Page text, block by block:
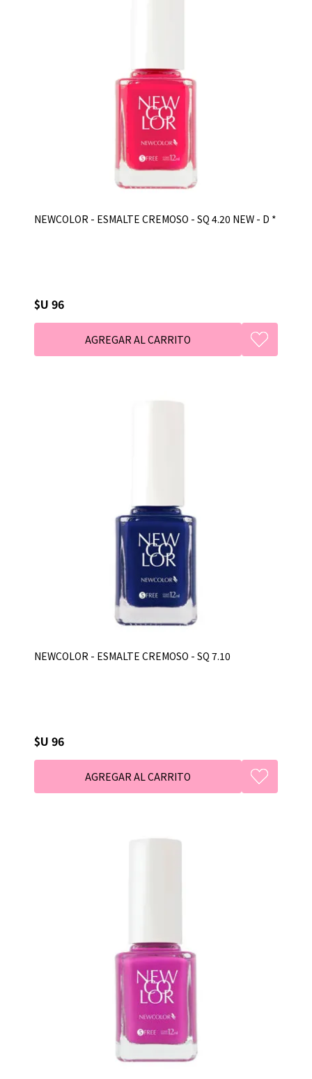
NEWCOLOR - ESMALTE CREMOSO - SQ 4.20 NEW - D *
$U 96
NEWCOLOR - ESMALTE CREMOSO - SQ 7.10
$U 96